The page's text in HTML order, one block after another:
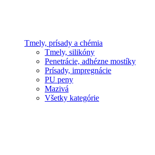
Tmely, prísady a chémia
Tmely, silikóny
Penetrácie, adhézne mostíky
Prísady, impregnácie
PU peny
Mazivá
Všetky kategórie